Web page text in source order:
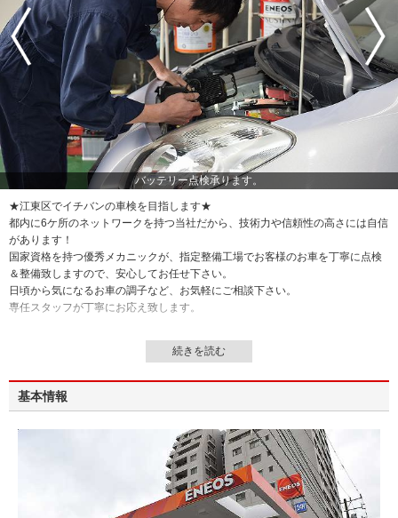
バッテリー点検承ります。
★江東区でイチバンの車検を目指します★
都内に6ケ所のネットワークを持つ当社だから、技術力や信頼性の高さには自信
があります！
国家資格を持つ優秀メカニックが、指定整備工場でお客様のお車を丁寧に点検
＆整備致しますので、安心してお任せ下さい。
日頃から気になるお車の調子など、お気軽にご相談下さい。
専任スタッフが丁寧にお応え致します。
基本情報